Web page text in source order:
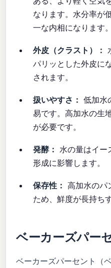
なります。水分率が
一な内相になります。
外皮（クラスト）：
パリッとした外皮に
されます。
扱いやすさ： 低加水
易です。高加水の生
が必要です。
発酵： 水の量はイー
形成に影響します。
保存性： 高加水のパ
ため、鮮度が長持ち
ベーカーズパー
ベーカーズパーセント（